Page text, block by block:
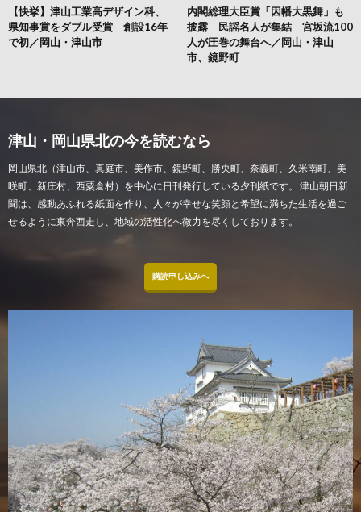
内閣総理大臣賞「因幡大黒舞」も
披露 民謡名人が集結 宮坂流100
人が圧巻の舞台へ／岡山・津山
市、鏡野町
【快挙】津山工業高デザイン科、
県知事賞をダブル受賞 創設16年
で初／岡山・津山市
津山・岡山県北の今を読むなら
岡山県北（津山市、真庭市、美作市、鏡野町、勝央町、奈義町、久米南町、美
咲町、新庄村、西粟倉村）を中心に日刊発行している夕刊紙です。 津山朝日新
聞は、感動あふれる紙面を作り、人々が幸せな笑顔と希望に満ちた生活を過ご
せるように東奔西走し、地域の活性化へ微力を尽くしております。
購読申し込みへ